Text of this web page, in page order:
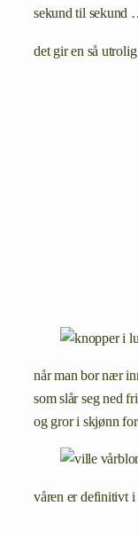
sekund til sekund
det gir en så
når man bor nær
som slår seg ned
og gror i skjønn
våren er definitivt